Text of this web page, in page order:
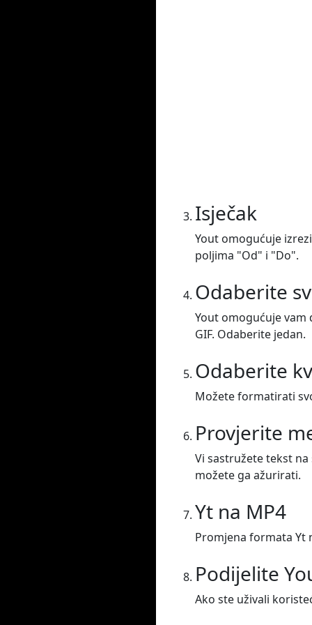
Isječak
Yout omogućuje
poljima "Od" i "Do".
Odaberite
Yout omogućuje vam
GIF. Odaberite jedan.
Odaberite
Možete formatirati
Provjerite
Vi sastružete tekst
možete ga ažurirati.
Yt na MP4
Promjena formata Yt
Podijelite
Ako ste uživali